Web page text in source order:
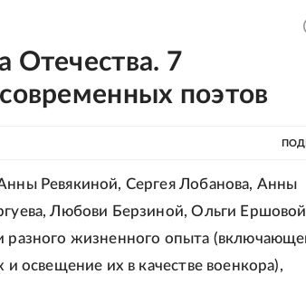
Отечества. 7
поэтов
Ревякиной, Сергея Лобанова, Анны
Любови Берзиной, Ольги
разного жизненного опыта
и освещение их в качестве военкора),